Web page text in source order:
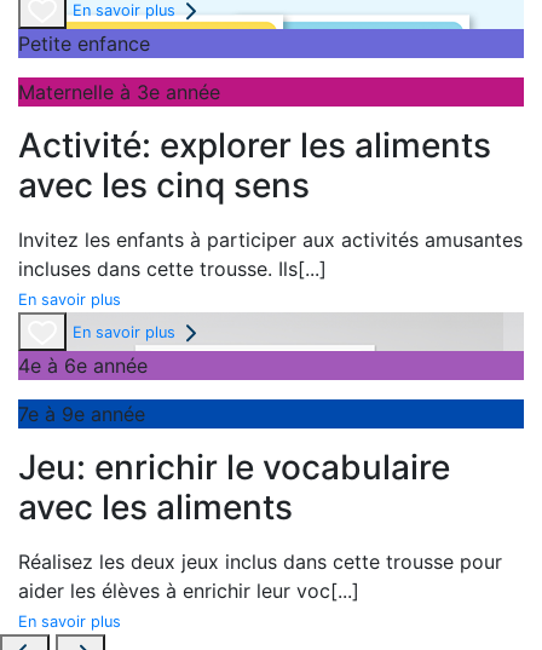
En savoir plus
Petite enfance
Maternelle à 3e année
Activité: explorer les aliments
avec les cinq sens
Invitez les enfants à participer aux activités amusantes
incluses dans cette trousse. Ils[...]
En savoir plus
En savoir plus
4e à 6e année
7e à 9e année
Jeu: enrichir le vocabulaire
avec les aliments
Réalisez les deux jeux inclus dans cette trousse pour
aider les élèves à enrichir leur voc[...]
En savoir plus